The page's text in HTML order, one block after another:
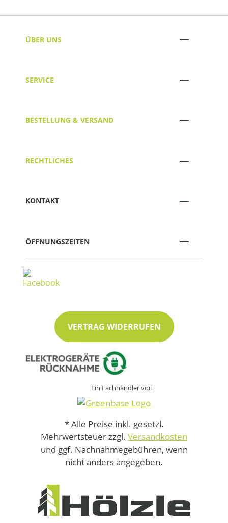
ÜBER UNS
SERVICE
BESTELLUNG & VERSAND
RECHTLICHES
KONTAKT
ÖFFNUNGSZEITEN
VERTRAG WIDERRUFEN
Ein Fachhändler von
* Alle Preise inkl. gesetzl.
Mehrwertsteuer zzgl. Versandkosten
und ggf. Nachnahmegebühren, wenn
nicht anders angegeben.